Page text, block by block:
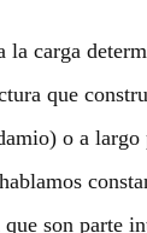
la carga
que
o a
son parte